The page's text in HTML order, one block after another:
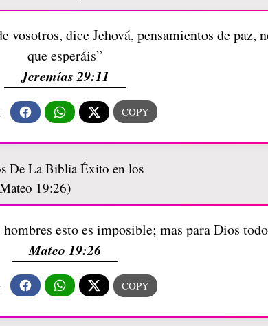
vosotros, dice Jehová, pensamientos de paz,
que esperáis”
Jeremías 29:11
esto es imposible; mas para Dios
Mateo 19:26